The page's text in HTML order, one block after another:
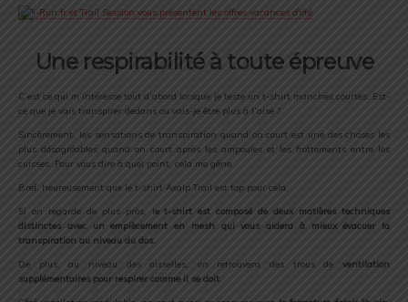
Une respirabilité à toute épreuve
C’est ce qui m’intéresse tout d’abord lorsque je teste un t-shirt manches courtes. Est-
ce que je vais transpirer dedans ou vais-je être plus à l’aise ?
Sincèrement, les sensations de transpiration quand on court est une des choses les
plus désagréables quand on court après les ampoules et les frottements entre les
cuisses. Pour vous dire à quel point, cela me gêne.
Bref, heureusement que le t-shirt Axalp Trail est top pour cela.
Si on regarde de plus près, le t-shirt est composé de deux matières techniques
distinctes avec un empiècement en mesh qui vous aidera à mieux évacuer la
transpiration au niveau du dos.
De plus, au niveau des aisselles, on retrouvera des trous de ventilation
supplémentaires pour respirer comme il se doit.